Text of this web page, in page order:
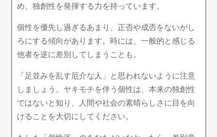
め、独創性を発揮する力を持っています。
個性を優先し過ぎるあまり、正否や成否をないがし
ろにする傾向があります。時には、一般的と感じる
他者を逆に差別してしまうことも。
「足並みを乱す厄介な人」と思われないように注意
しましょう。ヤキモチを伴う個性は、本来の独創性
ではないと知り、人間や社会の素晴らしさに目を向
けることを大切にしてください。